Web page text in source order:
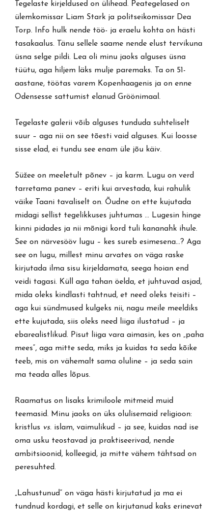
Tegelaste kirjeldused on ülihead. Peategelased on
ülemkomissar Liam Stark ja politseikomissar Dea
Torp. Info hulk nende töö- ja eraelu kohta on hästi
tasakaalus. Tänu sellele saame nende elust tervikuna
üsna selge pildi. Lea oli minu jaoks alguses üsna
tüütu, aga hiljem läks mulje paremaks. Ta on 51-
aastane, töötas varem Kopenhaagenis ja on enne
Odensesse sattumist elanud Gröönimaal.
Tegelaste galerii võib alguses tunduda suhteliselt
suur – aga nii on see tõesti vaid alguses. Kui loosse
sisse elad, ei tundu see enam üle jõu käiv.
Süžee on meeletult põnev – ja karm. Lugu on verd
tarretama panev – eriti kui arvestada, kui rahulik
väike Taani tavaliselt on. Õudne on ette kujutada
midagi sellist tegelikkuses juhtumas … Lugesin hinge
kinni pidades ja nii mõnigi kord tuli kananahk ihule.
See on närvesööv lugu – kes sureb esimesena…? Aga
see on lugu, millest minu arvates on väga raske
kirjutada ilma sisu kirjeldamata, seega hoian end
veidi tagasi. Küll aga tahan öelda, et juhtuvad asjad,
mida oleks kindlasti tahtnud, et need oleks teisiti –
aga kui sündmused kulgeks nii, nagu meile meeldiks
ette kujutada, siis oleks need liiga ilustatud – ja
ebarealistlikud. Pisut liiga vara aimasin, kes on „paha
mees“, aga mitte seda, miks ja kuidas ta seda kõike
teeb, mis on vähemalt sama oluline – ja seda sain
ma teada alles lõpus.
Raamatus on lisaks krimiloole mitmeid muid
teemasid. Minu jaoks on üks olulisemaid religioon:
kristlus vs. islam, vaimulikud – ja see, kuidas nad ise
oma usku teostavad ja praktiseerivad, nende
ambitsioonid, kolleegid, ja mitte vähem tähtsad on
peresuhted.
„Lahustunud“ on väga hästi kirjutatud ja ma ei
tundnud kordagi, et selle on kirjutanud kaks erinevat